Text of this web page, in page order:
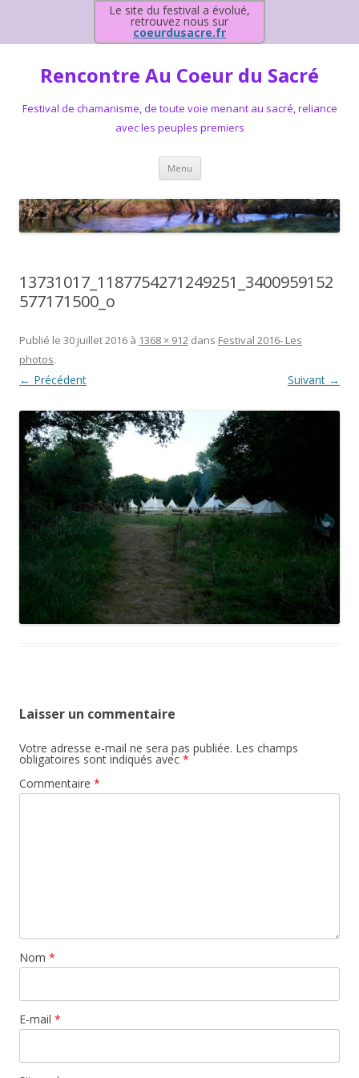
Le site du festival a évolué,
retrouvez nous sur
coeurdusacre.fr
Rencontre Au Coeur du Sacré
Festival de chamanisme, de toute voie menant au sacré, reliance
avec les peuples premiers
Menu Aller au contenu principal
13731017_1187754271249251_3400959152
577171500_o
Publié le 30 juillet 2016 à 1368 × 912 dans Festival 2016- Les
photos.
← Précédent Suivant →
Laisser un commentaire
Votre adresse e-mail ne sera pas publiée. Les champs
obligatoires sont indiqués avec *
Commentaire *
Nom *
E-mail *